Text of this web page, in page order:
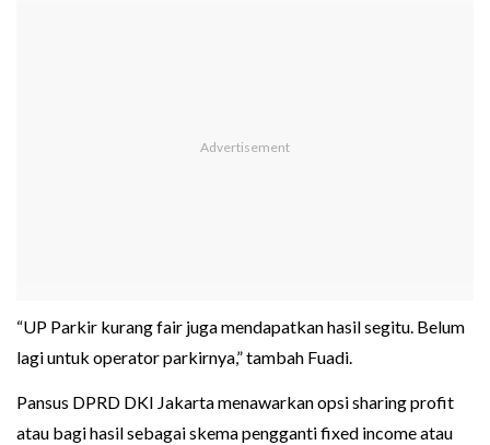
“UP Parkir kurang fair juga mendapatkan hasil segitu. Belum
lagi untuk operator parkirnya,” tambah Fuadi.
Pansus DPRD DKI Jakarta menawarkan opsi sharing profit
atau bagi hasil sebagai skema pengganti fixed income atau